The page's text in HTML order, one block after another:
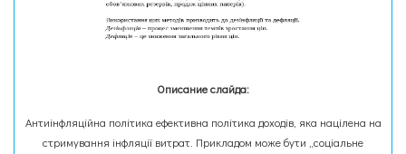
Описание слайда:
Антиінфляційна політика ефективна політика доходів, яка націлена на
стримування інфляції витрат. Прикладом може бути „соціальне